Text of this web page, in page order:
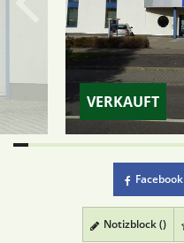
VERKAUFT
Facebook
Notizblock ()